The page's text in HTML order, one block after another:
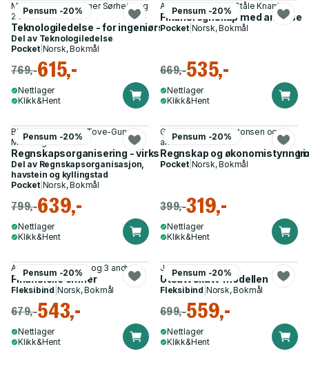
Pensum -20%
Monica Rolfsen, Roger Sørheim og
2 andre
Teknologiledelse - for ingeniørstudier
Del av Teknologiledelse
Pocket| Norsk, Bokmål
769,-615,-
Nettlager
Klikk&Hent
Pensum -20%
Aage Sending, Per Ståle Knardal
Finansregnskap med analyse
Pocket| Norsk, Bokmål
669,-535,-
Nettlager
Klikk&Hent
Pensum -20%
Bjørgunn Havstein, Tove-Gunn
Moen og 2 andre
Regnskapsorganisering - virksomhetsstyring og intern
Del av Regnskapsorganisasjon,
havstein og kyllingstad
Pocket| Norsk, Bokmål
799,-639,-
Nettlager
Klikk&Hent
Pensum -20%
Gunnar Alu, Stein Antonsen og 7
andre
Regnskap og økonomistyring
Pocket| Norsk, Bokmål
399,-319,-
Nettlager
Klikk&Hent
Pensum -20%
Are Oust, Knut Boye og 3 andre
Finansielle emner
Fleksibind Norsk, Bokmål
679,-543,-
Nettlager
Klikk&Hent
Pensum -20%
Jan Sørbø
Utsatt skatt-modellen
Fleksibind Norsk, Bokmål
699,-559,-
Nettlager
Klikk&Hent